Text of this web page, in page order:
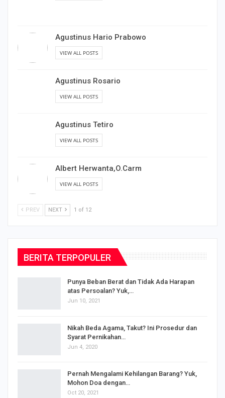
Agustinus Hario Prabowo
VIEW ALL POSTS
Agustinus Rosario
VIEW ALL POSTS
Agustinus Tetiro
VIEW ALL POSTS
Albert Herwanta,O.Carm
VIEW ALL POSTS
PREV NEXT 1 of 12
BERITA TERPOPULER
Punya Beban Berat dan Tidak Ada Harapan
atas Persoalan? Yuk,…
Jun 10, 2021
Nikah Beda Agama, Takut? Ini Prosedur dan
Syarat Pernikahan…
Jun 4, 2020
Pernah Mengalami Kehilangan Barang? Yuk,
Mohon Doa dengan…
Oct 20, 2021